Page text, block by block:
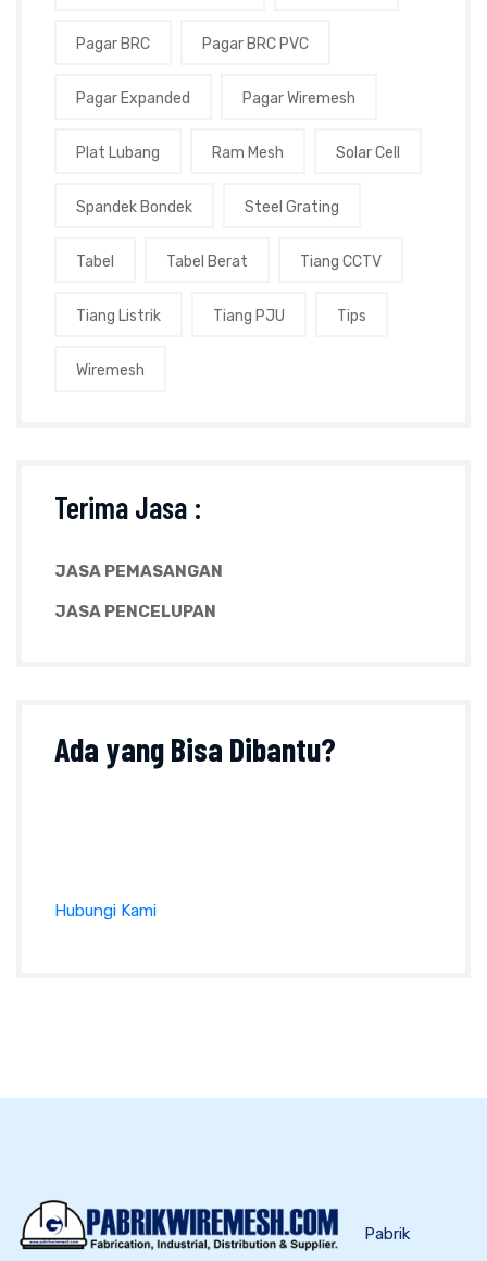
Pagar BRC Pagar BRC PVC
Pagar Expanded Pagar Wiremesh
Plat Lubang Ram Mesh Solar Cell
Spandek Bondek Steel Grating
Tabel Tabel Berat Tiang CCTV
Tiang Listrik Tiang PJU Tips
Wiremesh
Terima Jasa :
JASA PEMASANGAN
JASA PENCELUPAN
Ada yangBisa Dibantu?
Hubungi Kami
Pabrik